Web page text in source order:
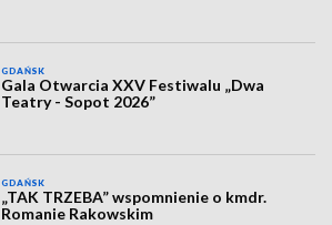
GDAŃSK
Gala Otwarcia XXV Festiwalu „Dwa
Teatry - Sopot 2026”
GDAŃSK
„TAK TRZEBA” wspomnienie o kmdr.
Romanie Rakowskim